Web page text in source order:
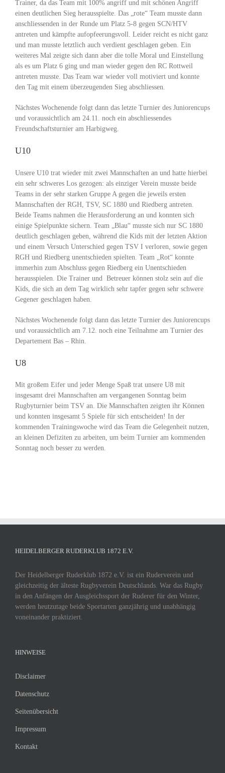
Trainer, da das Team mit 100% angriff und mit schönen Angriff
einen deutlichen Sieg herausspielte. Das „rote“ Team musste dann
anschliessenden in der Runde um Platz 5-8 gegen SCN/HTV
antreten und kämpfte aufopfeerungsvoll. Leider reicht es nicht ganz
und man musste letztlich auch verdient geschlagen geben. Ein
weiteres Mal zeigte sich dann aber die tolle Moral und Einstellung
als es um Platz 6 ging und man wieder gegen den RC Rottweil
antreten musste. Das Team war wieder voll motiviert und konnte
den Tag mit einem überzeugenden Sieg abschliessen.
Nächstes Wochenende folgt dann das letzte Turnier des Juniorencups
und voraussichtlich am 24.11. noch ein abschliessendes
Freundschaftsturnier am Harbigweg.
U10
Unsere U10 trat wieder mit zwei Mannschaften an und hatte hierbei
ein sehr schweres Los gezogen: als einziger Verein musste beide
Teams in der sehr starken Gruppe A gegen die jeweils ersten
Mannschaften der RGH, TSV, SC 1880 und Riedberg antreten.
Beide Teams nahmen die Herausforderung an und konnten sich
einige Spielpunkte sichern. Team „Blau“ musste sich nur SC 1880
deutlich geschlagen geben, während die Kids mit der letzten Aktion
und einem Versuch Unterschied gegen TSV I verloren, sowie gegen
RGH und Riedberg unentschieden spielten. Team „Rot“ konnte
immerhin zum Abschluss gegen Riedberg ein Unentschieden
herausspielen. Die Trainer und Betreuer können stolz sein auf die
Kids, die sich an dem Tag wirklich sehr tapfer gegen sehr schwere
Gegener geschlagen haben.
Nächstes Wochenende folgt dann das letzte Turnier des Juniorencups
und voraussichtlich am 7.12. noch eine Teilnahme am Turnier des
Departement Bas – Rhin.
U8
Mit großem Eifer und jeder Menge Spaß trat unsere U8 mit
insgesamt drei Mannschaften am vergangenen Sonntag beim
Rugbyturnier beim TSV an. Die Mannschaften zeigten ihr Können
und konnten insgesamt 5 Spiele für sich entscheiden! In der
kommenden Trainingswoche wird das Team die Gelegenheit nutzen,
an kleinen Defiziten zu arbeiten, um beim Turnier am kommenden
Sonntag noch besser zu werden.
HEIDELBERGER RUDERKLUB 1872 E.V.
Der Heidelberger Ruderklub 1872 e.V. ist ein Ruderverein und
gleichzeitig der älteste Rugbyverein Deutschlands. War das Rugby
in den Anfängen der Ausgleichssport der Ruderer für den Winter,
werden heutzutage beide Sportarten ganzjährig und unabhängig
voneinander praktiziert.
HINWEISE
Disclaimer
Datenschutz
Seitenübersicht
Impressum
Kontakt